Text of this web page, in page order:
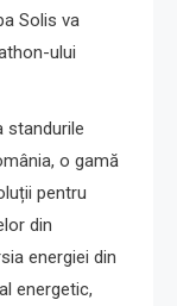
Solis va
ului
standurile
o gamă
pentru
din
energiei din
energetic,